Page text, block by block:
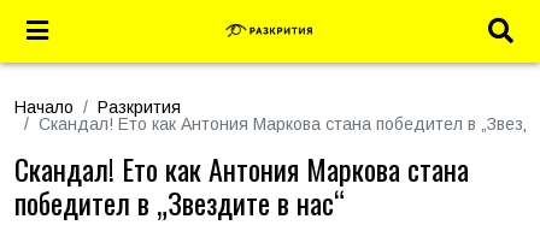
Начало
Разкрития
Скандал! Ето как Антония Маркова стана победител в
Скандал! Ето как Антония Маркова стана
победител в „Звездите в нас“